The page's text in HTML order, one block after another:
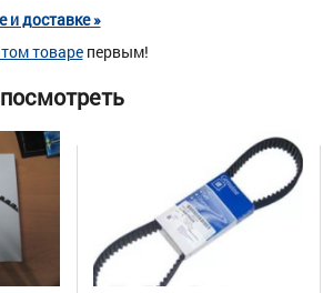
и доставке »
товарепервым!